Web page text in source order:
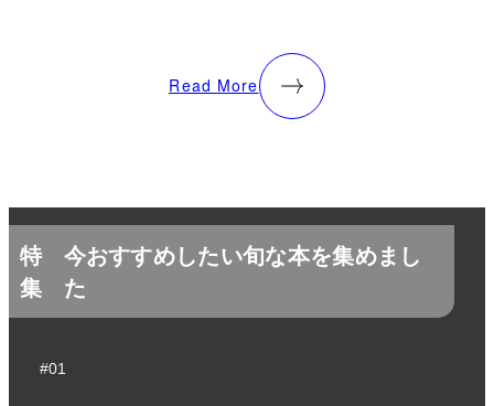
Read More
特
集
今おすすめしたい旬な本を集めまし
た
#01